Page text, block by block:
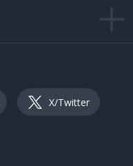
X/Twitter